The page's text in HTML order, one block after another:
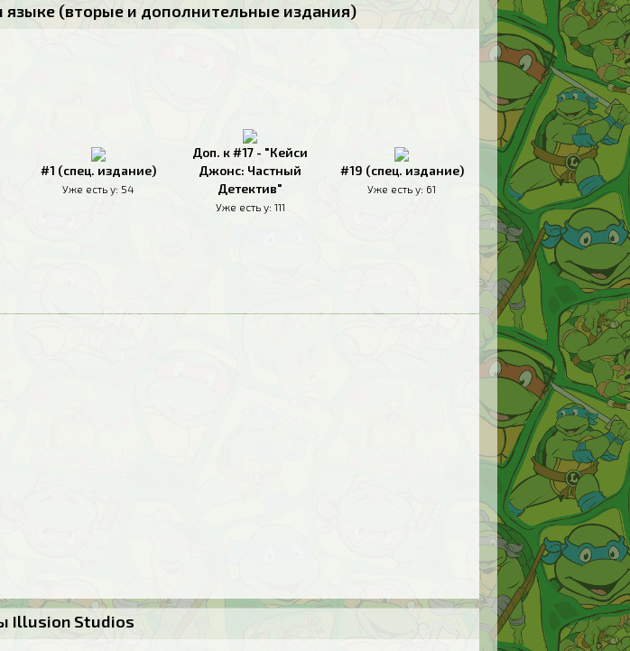
языке (вторые и дополнительные издания)
#1 (спец. издание)
Уже есть у: 54
Доп. к #17 - "Кейси
Джонс: Частный
Детектив"
Уже есть у: 111
#19 (спец. издание)
Уже есть у: 61
Illusion Studios